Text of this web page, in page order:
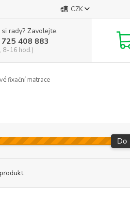
CZK
rady? Zavolejte.
408 883
8-16 hod.)
fixační matrace
Do